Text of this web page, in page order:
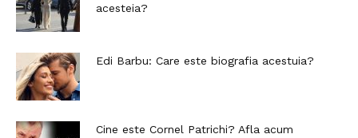
acesteia?
Edi Barbu: Care este biografia acestuia?
Cine este Cornel Patrichi? Afla acum